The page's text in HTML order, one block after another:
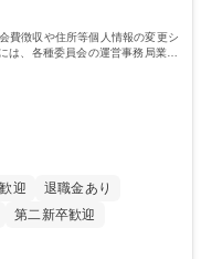
費徴収や住所等個人情報の変更シ
は、各種委員会の運営事務局業務
迎
退職金あり
第二新卒歓迎